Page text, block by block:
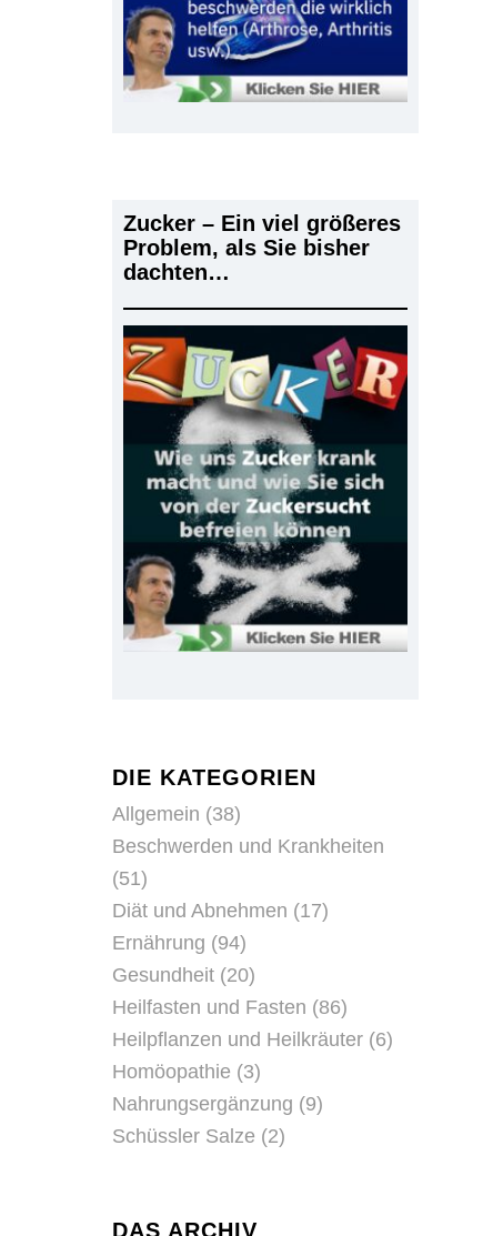
Zucker – Ein viel größeres
Problem, als Sie bisher
dachten…
DIE KATEGORIEN
Allgemein (38)
Beschwerden und Krankheiten
(51)
Diät und Abnehmen (17)
Ernährung (94)
Gesundheit (20)
Heilfasten und Fasten (86)
Heilpflanzen und Heilkräuter (6)
Homöopathie (3)
Nahrungsergänzung (9)
Schüssler Salze (2)
DAS ARCHIV